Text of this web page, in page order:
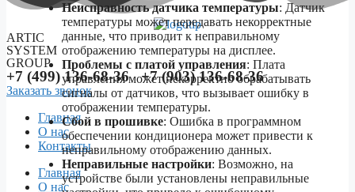
ARTIC
SYSTEM
GROUP
+7 (499) 136-68-36 +7 (903) 136-68-36
Заказать звонок
Главная
О нас
Контакты
Menu
Главная
О нас
Неисправность датчика температуры: Датчик
температуры может передавать некорректные
данные, что приводит к неправильному
отображению температуры на дисплее.
Проблемы с платой управления: Плата
управления может некорректно обрабатывать
сигналы от датчиков, что вызывает ошибку в
отображении температуры.
Сбой в прошивке: Ошибка в программном
обеспечении кондиционера может привести к
неправильному отображению данных.
Неправильные настройки: Возможно, на
устройстве были установлены неправильные